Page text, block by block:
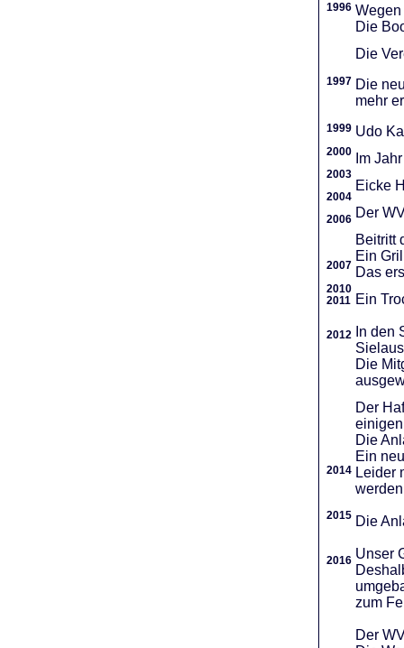
1996
Die
Die
1997 Die
mehr
1999
2000
2003
2004
2006
2007
2010
2011
2012
2014
2015
2016
Udo
Im
Eicke
Der
Beitritt
Ein
Das
Ein
In den
Die
Der
Die
Ein
Leider
Die
Unser
zum
Der